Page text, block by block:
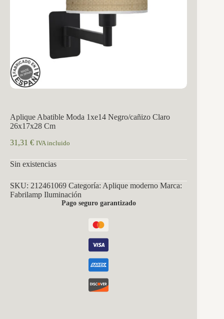
Aplique Abatible Moda 1xe14 Negro/cañizo Claro
26x17x28 Cm
31,31 € IVA incluido
Sin existencias
SKU: 212461069 Categoría: Aplique moderno Marca:
Fabrilamp Iluminación
Pago seguro garantizado